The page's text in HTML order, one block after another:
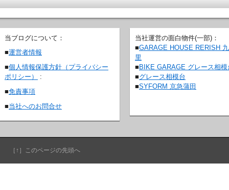
当ブログについて：
■運営者情報
■個人情報保護方針（プライバシー
ポリシー）
:
■免責事項
■当社へのお問合せ
当社運営の面白物件(一部)：
■GARAGE HOUSE RERISH
里
■BIKE GARAGE グレース相模
■グレース相模台
■SYFORM 京急蒲田
［↑］このページの先頭へ